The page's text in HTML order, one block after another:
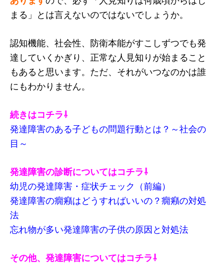
まる」とは言えないのではないでしょうか。
認知機能、社会性、防衛本能がすこしずつでも発
達していくかぎり、正常な人見知りが始まること
もあると思います。ただ、それがいつなのかは誰
にもわかりません。
続きはコチラ⇩
発達障害のある子どもの問題行動とは？～社会の
目～
発達障害の診断についてはコチラ⇩
幼児の発達障害・症状チェック（前編）
発達障害の癇癪はどうすればいいの？癇癪の対処
法
忘れ物が多い発達障害の子供の原因と対処法
その他、発達障害についてはコチラ⇩